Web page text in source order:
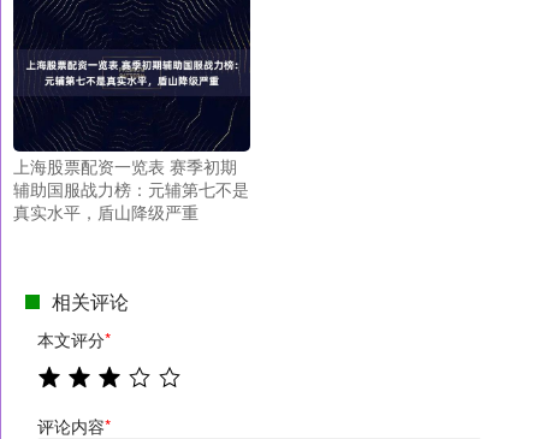
上海股票配资一览表 赛季初期
辅助国服战力榜：元辅第七不是
真实水平，盾山降级严重
相关评论
本文评分*
评论内容*